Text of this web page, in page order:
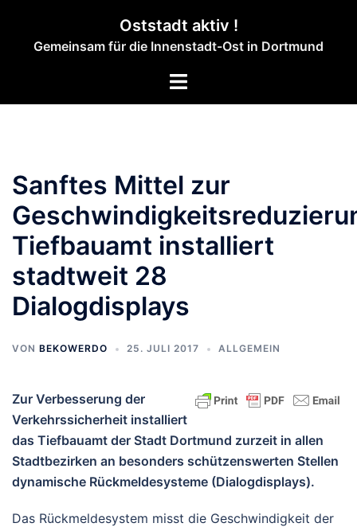
springen
Oststadt aktiv !
Gemeinsam für die Innenstadt-Ost in Dortmund
Menü
Sanftes Mittel zur
Tiefbauamt installiert
stadtweit 28
Dialogdisplays
VON BEKOWERDO 25. JULI 2017 ALLGEMEIN
Zur Verbesserung der
Verkehrssicherheit installiert
das Tiefbauamt der Stadt Dortmund zurzeit in allen
Stadtbezirken an besonders schützenswerten Stellen
dynamische Rückmeldesysteme (Dialogdisplays).
Das Rückmeldesystem misst die Geschwindigkeit der